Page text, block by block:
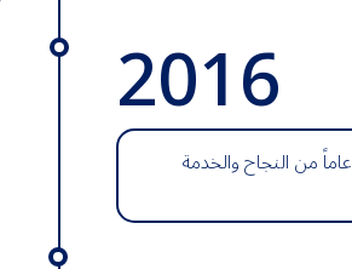
2016
الأنصاري للصرافة تحتفل بمرور 50 عاماً من النجاح والخدمة